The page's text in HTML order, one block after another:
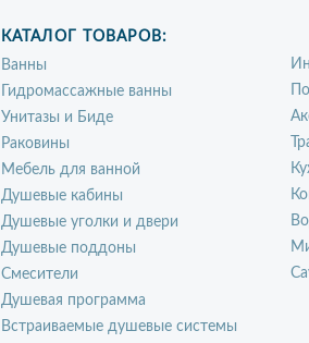
КАТАЛОГ ТОВАРОВ:
Ванны
Гидромассажные ванны
Унитазы и Биде
Раковины
Мебель для ванной
Душевые кабины
Душевые уголки и двери
Душевые поддоны
Смесители
Душевая программа
Встраиваемые душевые системы